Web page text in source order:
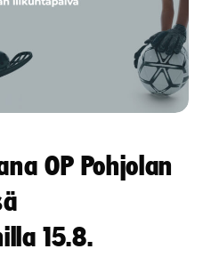
OP Pohjolan
15.8.